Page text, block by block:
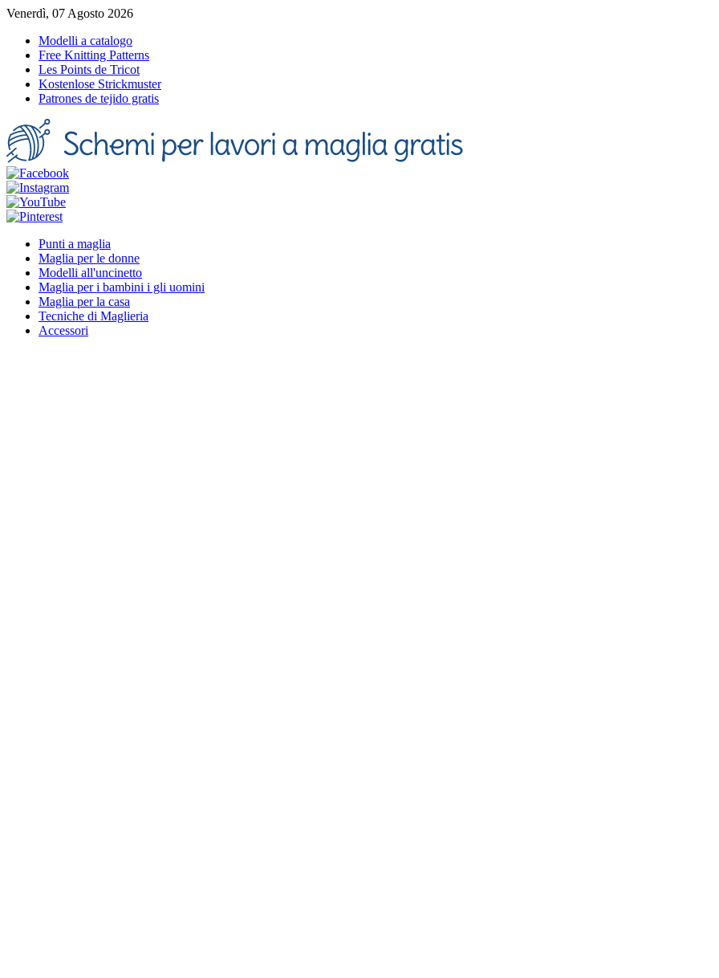
Venerdì, 07 Agosto 2026
Modelli a catalogo
Free Knitting Patterns
Les Points de Tricot
Kostenlose Strickmuster
Patrones de tejido gratis
Punti a maglia
Maglia per le donne
Modelli all'uncinetto
Maglia per i bambini i gli uomini
Maglia per la casa
Tecniche di Maglieria
Accessori